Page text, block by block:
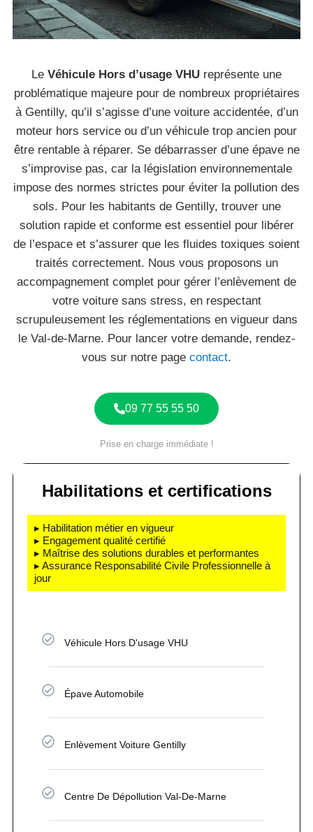
Le Véhicule Hors d’usage VHU représente une
problématique majeure pour de nombreux propriétaires
à Gentilly, qu’il s’agisse d’une voiture accidentée, d’un
moteur hors service ou d’un véhicule trop ancien pour
être rentable à réparer. Se débarrasser d’une épave ne
s’improvise pas, car la législation environnementale
impose des normes strictes pour éviter la pollution des
sols. Pour les habitants de Gentilly, trouver une
solution rapide et conforme est essentiel pour libérer
de l’espace et s’assurer que les fluides toxiques soient
traités correctement. Nous vous proposons un
accompagnement complet pour gérer l’enlèvement de
votre voiture sans stress, en respectant
scrupuleusement les réglementations en vigueur dans
le Val-de-Marne. Pour lancer votre demande, rendez-
vous sur notre page contact.
09 77 55 55 50
Prise en charge immédiate !
Habilitations et certifications
▸ Habilitation métier en vigueur
▸ Engagement qualité certifié
▸ Maîtrise des solutions durables et performantes
▸ Assurance Responsabilité Civile Professionnelle à
jour
Véhicule Hors D'usage VHU
Épave Automobile
Enlèvement Voiture Gentilly
Centre De Dépollution Val-De-Marne